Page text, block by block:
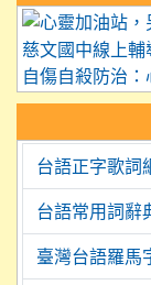
慈文國中線上輔
自傷自殺防治
台語正字歌詞
台語常用詞辭
臺灣台語羅馬